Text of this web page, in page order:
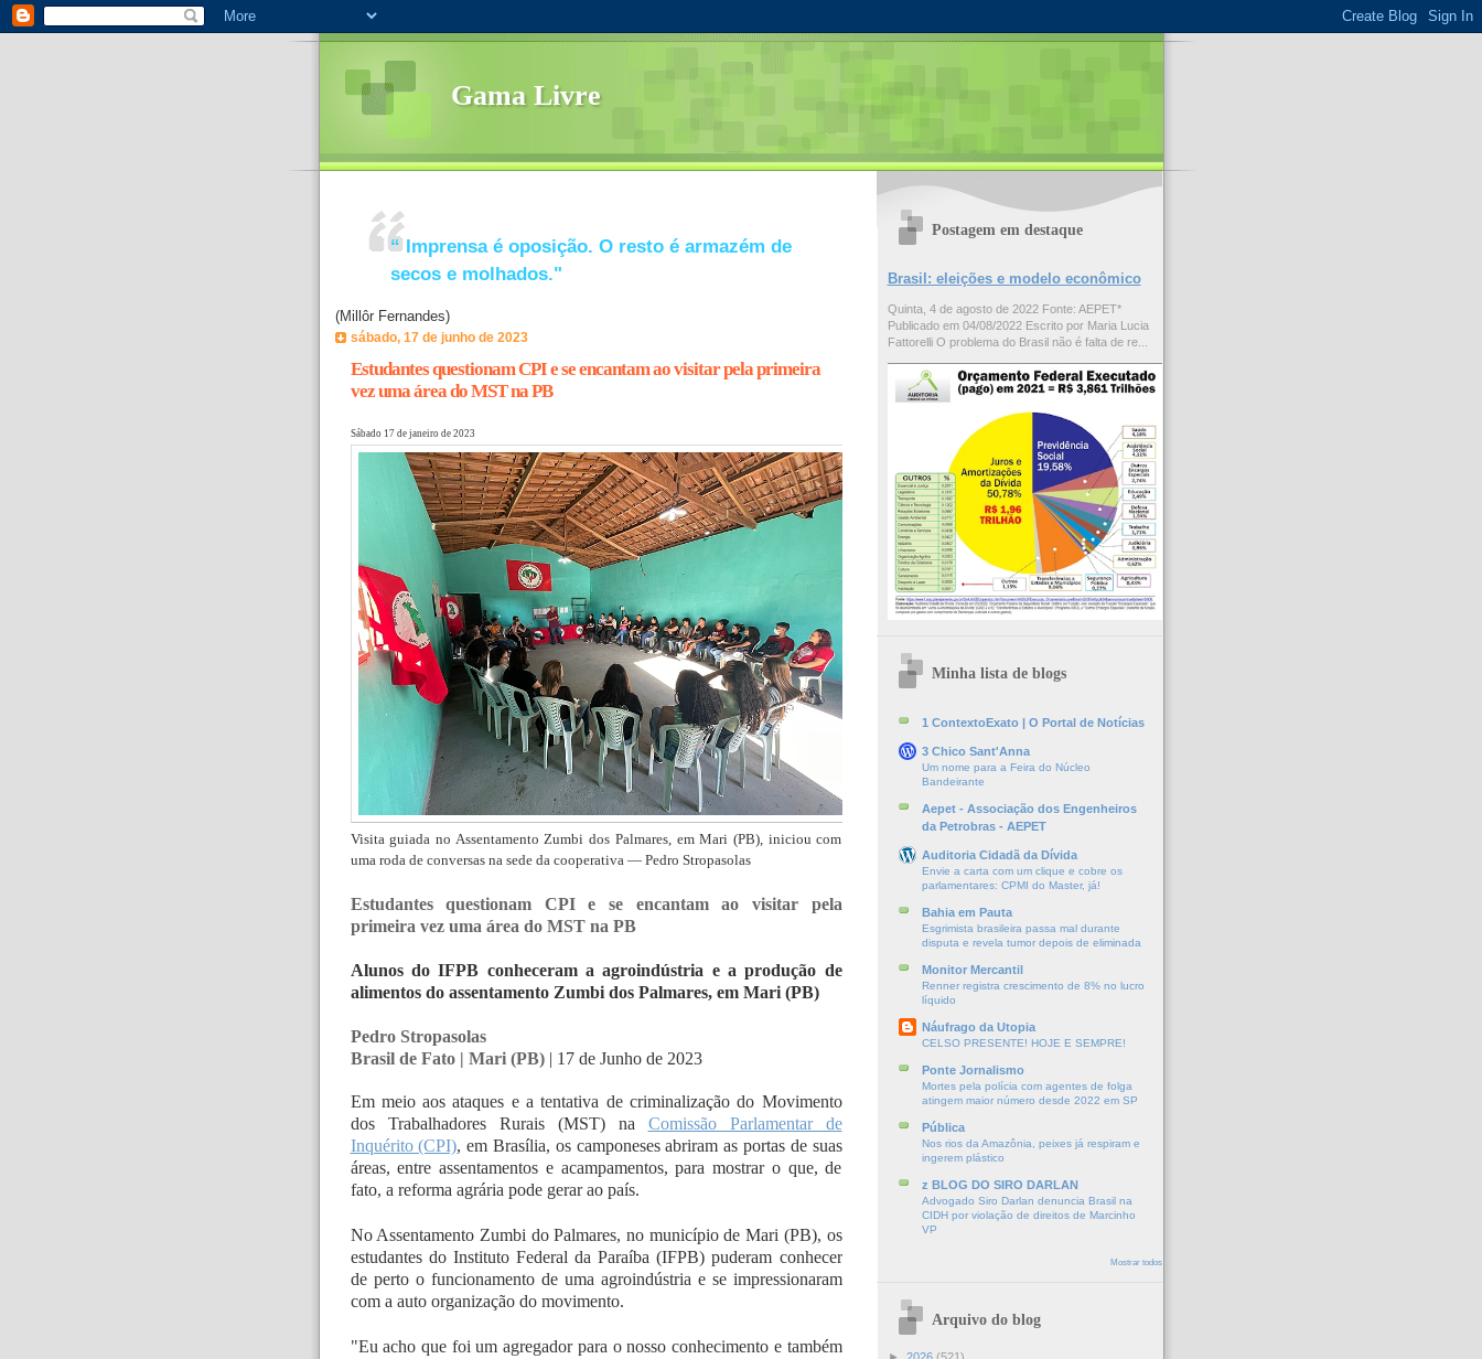
Gama Livre
“ Imprensa é oposição. O resto é armazém de
secos e molhados."
(Millôr Fernandes)
sábado, 17 de junho de 2023
Estudantes questionam CPI e se encantam ao visitar pela primeira
vez uma área do MST na PB
Sábado 17 de janeiro de 2023
Visita guiada no Assentamento Zumbi dos Palmares, em Mari (PB), iniciou com
uma roda de conversas na sede da cooperativa — Pedro Stropasolas
Estudantes questionam CPI e se encantam ao visitar pela
primeira vez uma área do MST na PB
Alunos do IFPB conheceram a agroindústria e a produção de
alimentos do assentamento Zumbi dos Palmares, em Mari (PB)
Pedro Stropasolas
Brasil de Fato | Mari (PB)| 17 de Junho de 2023
Em meio aos ataques e a tentativa de criminalização do Movimento
dos Trabalhadores Rurais (MST) na Comissão Parlamentar de
Inquérito (CPI), em Brasília, os camponeses abriram as portas de suas
áreas, entre assentamentos e acampamentos, para mostrar o que, de
fato, a reforma agrária pode gerar ao país.
No Assentamento Zumbi do Palmares, no município de Mari (PB), os
estudantes do Instituto Federal da Paraíba (IFPB) puderam conhecer
de perto o funcionamento de uma agroindústria e se impressionaram
com a auto organização do movimento.
"Eu acho que foi um agregador para o nosso conhecimento e também
Postagem em destaque
Brasil: eleições e modelo econômico
Quinta, 4 de agosto de 2022 Fonte: AEPET*
Publicado em 04/08/2022 Escrito por Maria Lucia
Fattorelli O problema do Brasil não é falta de re...
Minha lista de blogs
1 ContextoExato | O Portal de Notícias
3 Chico Sant'Anna
Um nome para a Feira do Núcleo
Bandeirante
Aepet - Associação dos Engenheiros
da Petrobras - AEPET
Auditoria Cidadã da Dívida
Envie a carta com um clique e cobre os
parlamentares: CPMI do Master, já!
Bahia em Pauta
Esgrimista brasileira passa mal durante
disputa e revela tumor depois de eliminada
Monitor Mercantil
Renner registra crescimento de 8% no lucro
líquido
Náufrago da Utopia
CELSO PRESENTE! HOJE E SEMPRE!
Ponte Jornalismo
Mortes pela polícia com agentes de folga
atingem maior número desde 2022 em SP
Pública
Nos rios da Amazônia, peixes já respiram e
ingerem plástico
z BLOG DO SIRO DARLAN
Advogado Siro Darlan denuncia Brasil na
CIDH por violação de direitos de Marcinho
VP
Mostrar todos
Arquivo do blog